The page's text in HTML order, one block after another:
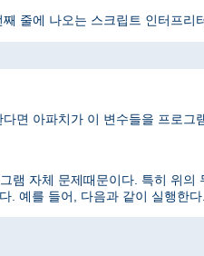
줄에 나오는 스크립트 인터프리
다면 아파치가 이 변수들을 프로그
램 자체 문제때문이다. 특히 위
. 예를 들어, 다음과 같이 실행한다.